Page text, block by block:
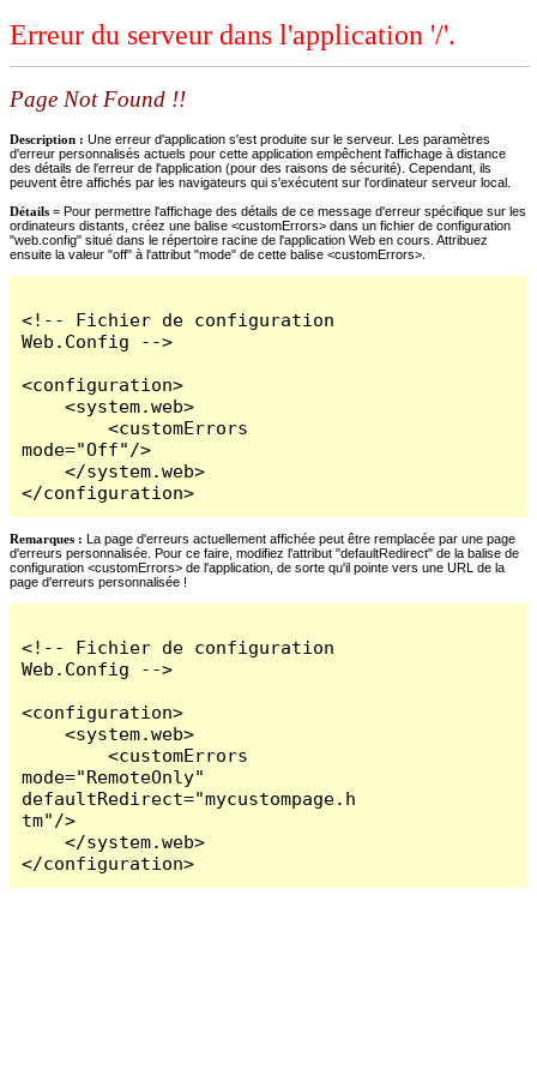
Erreur du serveur dans l'application '/'.
Page Not Found !!
Description : Une erreur d'application s'est produite sur le serveur. Les paramètres
d'erreur personnalisés actuels pour cette application empêchent l'affichage à distance
des détails de l'erreur de l'application (pour des raisons de sécurité). Cependant, ils
peuvent être affichés par les navigateurs qui s'exécutent sur l'ordinateur serveur local.
Détails = Pour permettre l'affichage des détails de ce message d'erreur spécifique sur les
ordinateurs distants, créez une balise <customErrors> dans un fichier de configuration
"web.config" situé dans le répertoire racine de l'application Web en cours. Attribuez
ensuite la valeur "off" à l'attribut "mode" de cette balise <customErrors>.
<!-- Fichier de configuration
Web.Config -->
<configuration>
    <system.web>
        <customErrors
mode="Off"/>
    </system.web>
</configuration>
Remarques : La page d'erreurs actuellement affichée peut être remplacée par une page
d'erreurs personnalisée. Pour ce faire, modifiez l'attribut "defaultRedirect" de la balise de
configuration <customErrors> de l'application, de sorte qu'il pointe vers une URL de la
page d'erreurs personnalisée !
<!-- Fichier de configuration
Web.Config -->
<configuration>
    <system.web>
        <customErrors
mode="RemoteOnly"
defaultRedirect="mycustompage.h
tm"/>
    </system.web>
</configuration>